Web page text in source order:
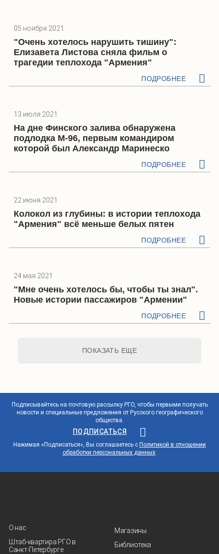
05 ноября 2021
"Очень хотелось нарушить тишину":
Елизавета Листова сняла фильм о
трагедии теплохода "Армения"
ПОДРОБНЕЕ
13 июля 2021
На дне Финского залива обнаружена
подлодка М-96, первым командиром
которой был Александр Маринеско
ПОДРОБНЕЕ
22 июня 2021
Колокол из глубины: в истории теплохода
"Армения" всё меньше белых пятен
ПОДРОБНЕЕ
24 мая 2021
"Мне очень хотелось бы, чтобы ты знал".
Новые истории пассажиров "Армении"
ПОДРОБНЕЕ
ПОКАЗАТЬ ЕЩЕ
Подписывайтесь на почтовую рассылку РГО, чтобы первыми получать
новости и специальные предложения от Русского географического
общества.
ПОДПИСАТЬСЯ
Нажимая «Подписаться», Вы соглашаетесь с Политикой в отношении
обработки персональных данных.
О нас
Штаб-квартира РГО в
Санкт‑Петербурге
Магазины
Библиотека